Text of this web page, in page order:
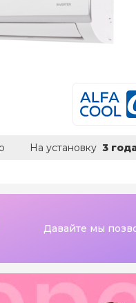
На установку 3
Давайте мы